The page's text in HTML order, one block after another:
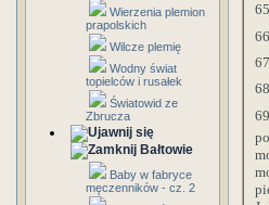
Wierzenia plemion
prapolskich
Wilcze plemię
Wodny świat
topielców i rusałek
Światowid ze
Zbrucza
Bałtowie
Baby w fabryce
męczenników - cz. 2
65
66
67
68
69